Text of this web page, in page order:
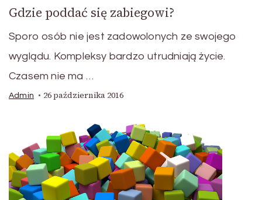
Gdzie poddać się zabiegowi?
Sporo osób nie jest zadowolonych ze swojego
wyglądu. Kompleksy bardzo utrudniają życie.
Czasem nie ma …
Admin 26 października 2016